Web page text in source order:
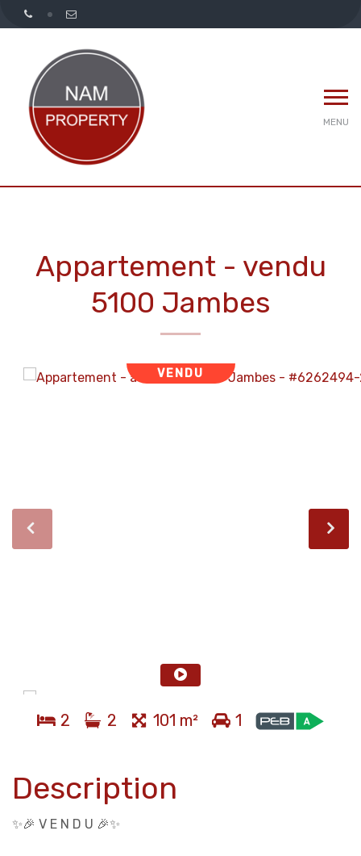
MENU
Appartement - vendu
5100 Jambes
VENDU
2 2 101 m² 1
Description
✨🎉 V E N D U 🎉✨